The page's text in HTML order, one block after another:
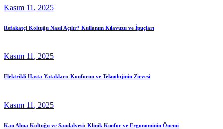
Kasım 11 , 2025
Refakatçi Koltuğu Nasıl Açılır? Kullanım Kılavuzu ve İpuçları
Kasım 11, 2025
Elektrikli Hasta Yatakları: Konforun ve Teknolojinin Zirvesi
Kasım 11, 2025
Kan Alma Koltuğu ve Sandalyesi: Klinik Konfor ve Ergonominin Önemi